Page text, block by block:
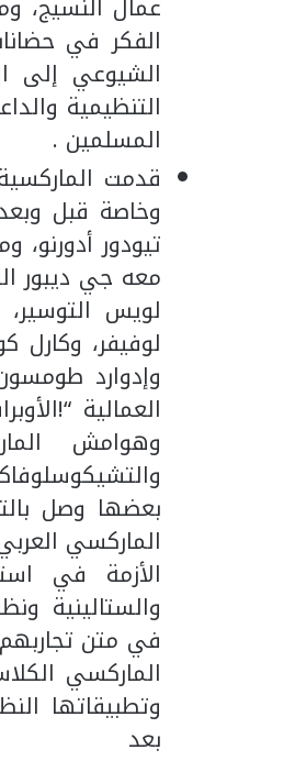
الفكر في
الشيوعي إلى
التنظيمية
المسلمين .
قدمت
وخاصة قبل
معه جي ديبور
لويس
لوفيفر، وكارل
وإدوارد
العمالية
وهوامش
بعضها وصل
الماركسي
الأزمة في
والستالينية
في متن
الماركسي
وتطبيقاتها
بعد